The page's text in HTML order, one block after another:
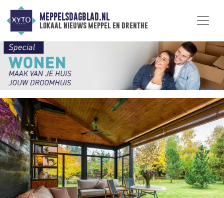
MEPPELSDAGBLAD.NL
lokaal nieuws meppel en drenthe